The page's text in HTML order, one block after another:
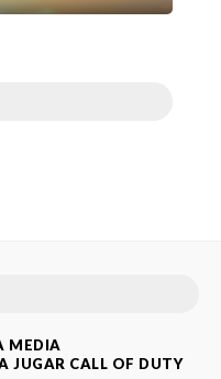
MEDIA
JUGAR CALL OF DUTY